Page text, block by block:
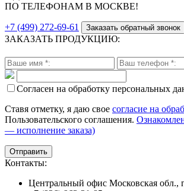
ПО ТЕЛЕФОНАМ В МОСКВЕ!
+7 (499) 272-69-61 Заказать обратный звонок
ЗАКАЗАТЬ ПРОДУКЦИЮ:
Согласен на обработку персональных
Ставя отметку, я даю свое согласие на
Пользовательского соглашения.
— исполнение заказа)
Контакты:
Центральный офис Московская обл.,